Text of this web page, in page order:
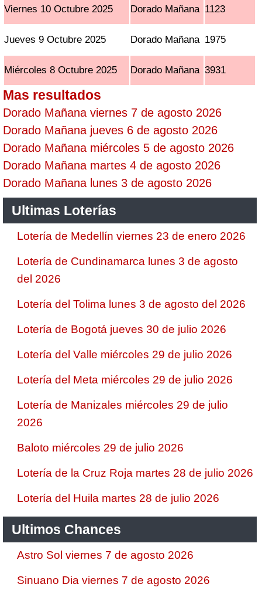
Viernes 10 Octubre 2025 Dorado Mañana 1123
Jueves 9 Octubre 2025 Dorado Mañana 1975
Miércoles 8 Octubre 2025 Dorado Mañana 3931
Mas resultados
Dorado Mañana viernes 7 de agosto 2026
Dorado Mañana jueves 6 de agosto 2026
Dorado Mañana miércoles 5 de agosto 2026
Dorado Mañana martes 4 de agosto 2026
Dorado Mañana lunes 3 de agosto 2026
Ultimas Loterías
Lotería de Medellín viernes 23 de enero 2026
Lotería de Cundinamarca lunes 3 de agosto
del 2026
Lotería del Tolima lunes 3 de agosto del 2026
Lotería de Bogotá jueves 30 de julio 2026
Lotería del Valle miércoles 29 de julio 2026
Lotería del Meta miércoles 29 de julio 2026
Lotería de Manizales miércoles 29 de julio
2026
Baloto miércoles 29 de julio 2026
Lotería de la Cruz Roja martes 28 de julio 2026
Lotería del Huila martes 28 de julio 2026
Ultimos Chances
Astro Sol viernes 7 de agosto 2026
Sinuano Dia viernes 7 de agosto 2026